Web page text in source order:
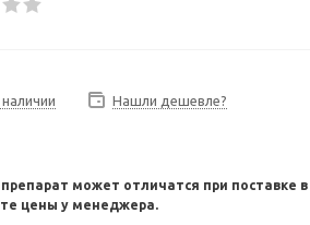
Нашли дешевле?
может отличатся при поставке в
цены у менеджера.